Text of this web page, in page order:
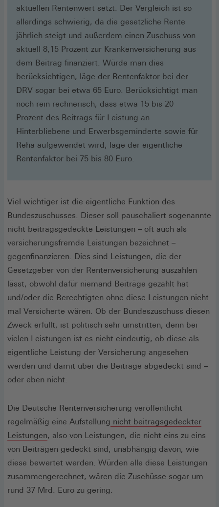
neuen
Fenster)
aktuellen Rentenwert setzt. Der Vergleich ist so
allerdings schwierig, da die gesetzliche Rente
jährlich steigt und außerdem einen Zuschuss von
aktuell 8,15 Prozent zur Krankenversicherung aus
dem Beitrag finanziert. Würde man dies
berücksichtigen, läge der Rentenfaktor bei der
DRV sogar bei etwa 65 Euro. Berücksichtigt man
noch rein rechnerisch, dass etwa 15 bis 20
Prozent des Beitrags für Leistung an
Hinterbliebene und Erwerbsgeminderte sowie für
Reha aufgewendet wird, läge der eigentliche
Rentenfaktor bei 75 bis 80 Euro.
Viel wichtiger ist die eigentliche Funktion des
Bundeszuschusses. Dieser soll pauschaliert sogenannte
nicht beitragsgedeckte Leistungen – oft auch als
versicherungsfremde Leistungen bezeichnet –
gegenfinanzieren. Dies sind Leistungen, die der
Gesetzgeber von der Rentenversicherung auszahlen
lässt, obwohl dafür niemand Beiträge gezahlt hat
und/oder die Berechtigten ohne diese Leistungen nicht
mal Versicherte wären. Ob der Bundeszuschuss diesen
Zweck erfüllt, ist politisch sehr umstritten, denn bei
vielen Leistungen ist es nicht eindeutig, ob diese als
eigentliche Leistung der Versicherung angesehen
werden und damit über die Beiträge abgedeckt sind –
oder eben nicht.
Die Deutsche Rentenversicherung veröffentlicht
regelmäßig eine Aufstellung nicht beitragsgedeckter
Leistungen (Öffnet
in
einem
neuen
Fenster)
, also von Leistungen, die nicht eins zu eins
von Beiträgen gedeckt sind, unabhängig davon, wie
diese bewertet werden. Würden alle diese Leistungen
zusammengerechnet, wären die Zuschüsse sogar um
rund 37 Mrd. Euro zu gering.